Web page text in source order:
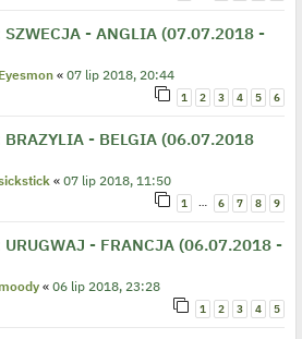
SZWECJA - ANGLIA (07.07.2018 -
Eyesmon « 07 lip 2018, 20:44
1 2 3 4 5 6
BRAZYLIA - BELGIA (06.07.2018
« 07 lip 2018, 11:50
1 … 6 7 8 9
- FRANCJA (06.07.2018 -
moody « 06 lip 2018, 23:28
1 2 3 4 5